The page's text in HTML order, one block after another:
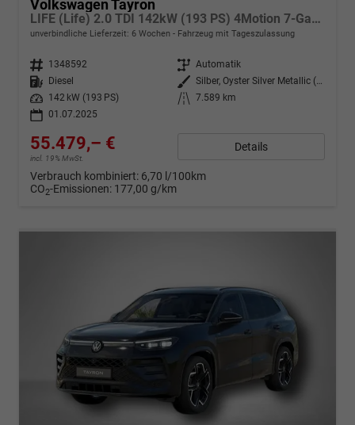
Volkswagen Tayron
LIFE (Life) 2.0 TDI 142kW (193 PS) 4Motion 7-Gang-DSG
unverbindliche Lieferzeit: 6 Wochen Fahrzeug mit Tageszulassung
Fahrzeugnr. 1348592 Getriebe Automatik
Kraftstoff
Diesel Außenfarbe
Silber, Oyster Silver Metallic (F0)
Leistung
142 kW (193 PS) Kilometerstand
7.589 km
01.07.2025
55.479,– €
incl. 19% MwSt.
Details
Verbrauch kombiniert: 6,70 l/100km
CO2-Emissionen: 177,00 g/km